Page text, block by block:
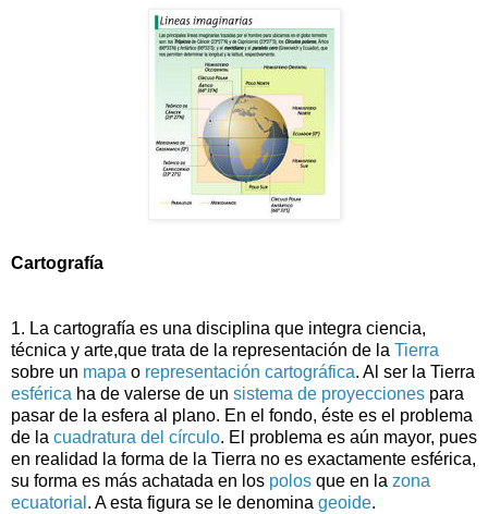
Cartografía
1. La cartografía es una disciplina que integra ciencia,
técnica y arte,que trata de la representación de la Tierra
sobre un mapa o representación cartográfica. Al ser la Tierra
esférica ha de valerse de un sistema de proyecciones para
pasar de la esfera al plano. En el fondo, éste es el problema
de la cuadratura del círculo. El problema es aún mayor, pues
en realidad la forma de la Tierra no es exactamente esférica,
su forma es más achatada en los polos que en la zona
ecuatorial . A esta figura se le denomina geoide.